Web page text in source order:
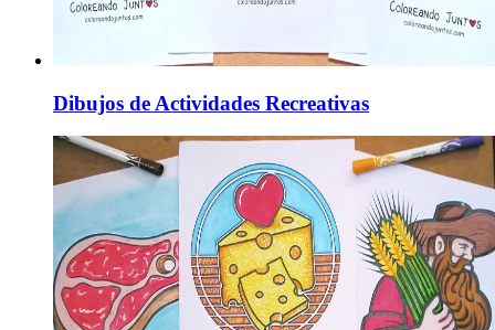
Dibujos de Actividades Recreativas